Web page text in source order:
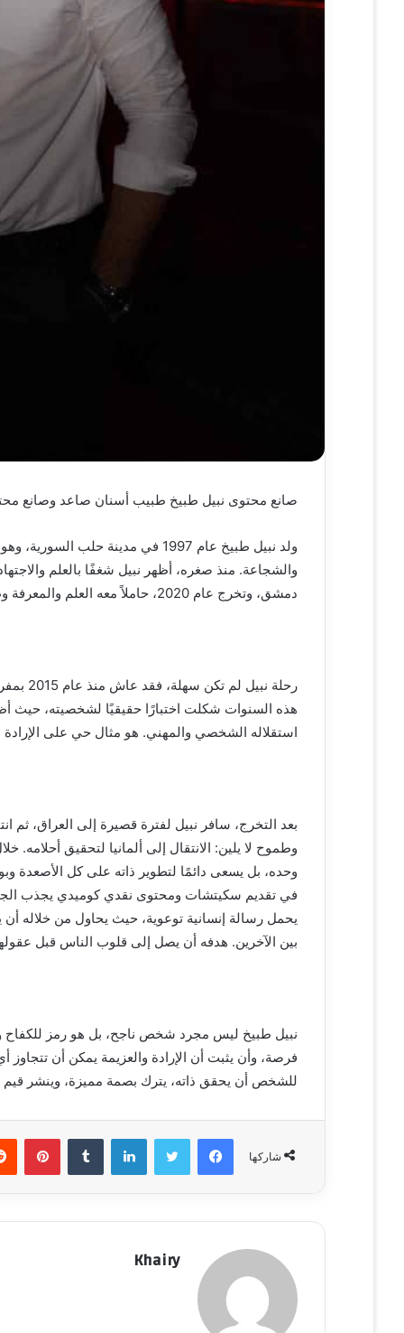
صانع محتوى نبيل طبيخ طبيب أسنان صاعد وصانع
ولد نبيل طبيخ عام 1997 في مدينة
والشجاعة. منذ صغره، أظهر نبيل شغفًا بالعلم
دمشق، وتخرج عام 2020، حاملاً معه العلم والمعرفة وطموحًا واضحًا لبناء مستقبله بثقة وإصرار.
رحلة
هذه السنوات شكلت اختبارًا حقيقيًا لشخصيته، حيث
استقلاله الشخصي والمهني. هو مثال حي على الإرادة
بعد التخرج، سافر نبيل لفترة قصيرة إلى العراق، ثم
وطموح لا يلين: الانتقال إلى ألمانيا لتحقيق أحلامه.
وحده، بل يسعى دائمًا لتطوير ذاته على كل الأصعدة
في تقديم سكيتشات ومحتوى نقدي كوميدي يجذب
يحمل رسالة إنسانية توعوية، حيث يحاول من خلاله أن
بين الآخرين. هدفه أن يصل إلى قلوب الناس قبل
نبيل طبيخ ليس مجرد شخص ناجح، بل هو رمز للكفاح
فرصة، وأن يثبت أن الإرادة والعزيمة يمكن أن
للشخص أن يحقق ذاته، يترك بصمة مميزة، وينشر قيم
شاركها
فيسبوك تويتر لينكدإن ‏Tumblr بينتيريست
Khairy